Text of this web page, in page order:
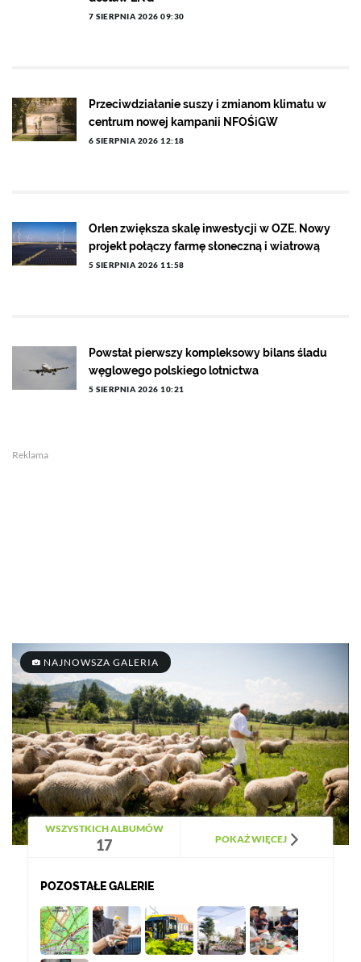
7 SIERPNIA 2026 09:30
Przeciwdziałanie suszy i zmianom klimatu w
centrum nowej kampanii NFOŚiGW
6 SIERPNIA 2026 12:18
Orlen zwiększa skalę inwestycji w OZE. Nowy
projekt połączy farmę słoneczną i wiatrową
5 SIERPNIA 2026 11:58
Powstał pierwszy kompleksowy bilans śladu
węglowego polskiego lotnictwa
5 SIERPNIA 2026 10:21
Reklama
NAJNOWSZA GALERIA
WSZYSTKICH ALBUMÓW
17 POKAŻ WIĘCEJ
POZOSTAŁE GALERIE